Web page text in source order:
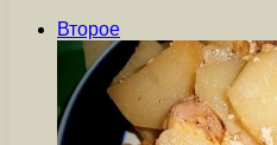
Второе